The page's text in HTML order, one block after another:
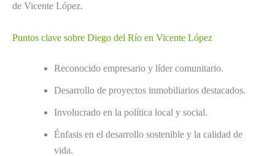
de Vicente López.
Puntos clave sobre Diego del Río en Vicente López
Reconocido empresario y líder comunitario.
Desarrollo de proyectos inmobiliarios destacados.
Involucrado en la política local y social.
Énfasis en el desarrollo sostenible y la calidad de
vida.